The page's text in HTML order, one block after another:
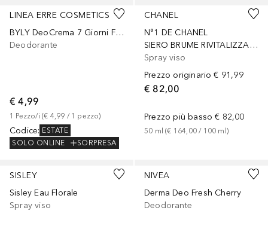
LINEA ERRE COSMETICS
BYLY DeoCrema 7 Giorni FRESH
Deodorante
€ 4,99
1 Pezzo/i (€ 4,99 / 1 pezzo)
Codice: ESTATE
SOLO ONLINE
SORPRESA
CHANEL
N°1 DE CHANEL
SIERO BRUME RIVITALIZZANTE
Spray viso
Prezzo originario € 91,99
€ 82,00
Prezzo più basso € 82,00
50 ml (€ 164,00 / 100 ml)
SISLEY
Sisley Eau Florale
Spray viso
NIVEA
Derma Deo Fresh Cherry
Deodorante